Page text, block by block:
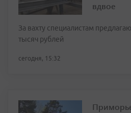
вдвое
За вахту специалистам
тысяч рублей
сегодня, 15:32